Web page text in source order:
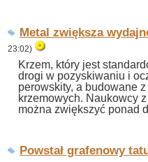
Metal zwiększa
23:02)
Krzem, który jest
drogi w pozyskiwaniu i
perowskity, a budowane
krzemowych. Naukowcy
można zwiększyć ponad
Powstał grafenowy